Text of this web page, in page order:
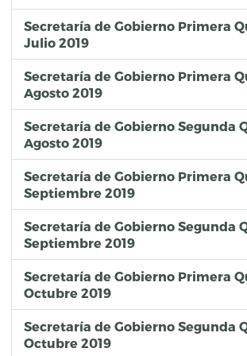
Secretaría de Gobierno Primera
Julio 2019
Secretaría de Gobierno Primera
Agosto 2019
Secretaría de Gobierno Segunda
Agosto 2019
Secretaría de Gobierno Primera
Septiembre 2019
Secretaría de Gobierno Segunda
Septiembre 2019
Secretaría de Gobierno Primera
Octubre 2019
Secretaría de Gobierno Segunda
Octubre 2019